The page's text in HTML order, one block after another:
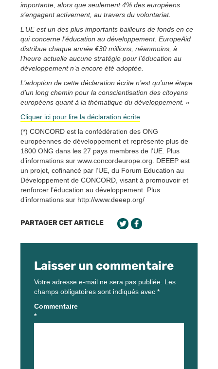
importante, alors que seulement 4% des européens
s’engagent activement, au travers du volontariat.
L’UE est un des plus importants bailleurs de fonds en ce
qui concerne l’éducation au développement. EuropeAid
distribue chaque année €30 millions, néanmoins, à
l’heure actuelle aucune stratégie pour l’éducation au
développement n’a encore été adoptée.
L’adoption de cette déclaration écrite n’est qu’une étape
d’un long chemin pour la conscientisation des citoyens
européens quant à la thématique du développement. «
Cliquer ici pour lire la déclaration écrite
(*) CONCORD est la confédération des ONG
européennes de développement et représente plus de
1800 ONG dans les 27 pays membres de l’UE. Plus
d’informations sur www.concordeurope.org. DEEEP est
un projet, cofinancé par l’UE, du Forum Education au
Développement de CONCORD, visant à promouvoir et
renforcer l’éducation au développement. Plus
d’informations sur http://www.deeep.org/
PARTAGER CET ARTICLE
Laisser un commentaire
Votre adresse e-mail ne sera pas publiée. Les
champs obligatoires sont indiqués avec *
Commentaire
*